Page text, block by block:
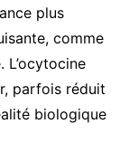
plus
comme
parfois réduit
biologique